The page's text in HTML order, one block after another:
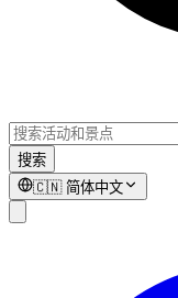
搜索
🇨🇳 简体中文